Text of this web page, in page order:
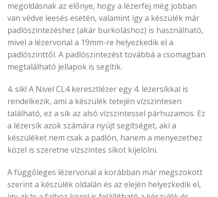
megoldásnak az előnye, hogy a lézerfej még jobban
van védve leesés esetén, valamint így a készülék már
padlószintezéshez (akár burkoláshoz) is használható,
mivel a lézervonal a 19mm-re helyezkedik el a
padlószinttől. A padlószintezést továbbá a csomagban
megtalálható jellapok is segítik.
4. sík! A Nivel CL4 keresztlézer egy 4. lézersíkkal is
rendelkezik, ami a készülék tetején vízszintesen
található, ez a sík az alsó vízszintessel párhuzamos. Ez
a lézersík azok számára nyújt segítséget, aki a
készüléket nem csak a padlón, hanem a menyezethez
közel is szeretne vízszintes síkot kijelölni.
A függőleges lézervonal a korábban már megszokott
szerint a készülék oldalán és az elején helyezkedik el,